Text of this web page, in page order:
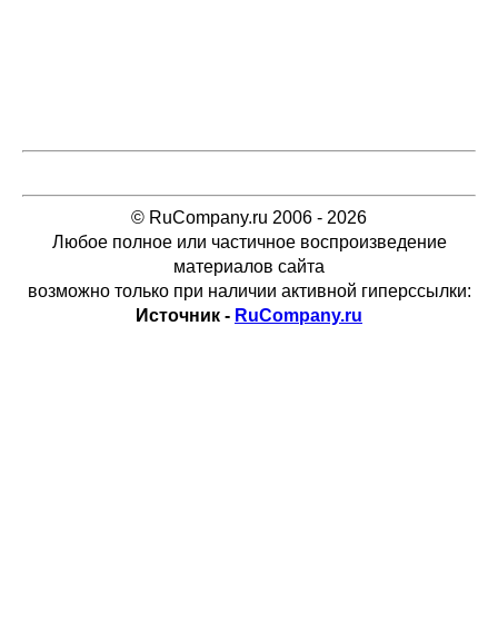
© RuCompany.ru 2006 - 2026
Любое полное или частичное воспроизведение
материалов сайта
возможно только при наличии активной гиперссылки:
Источник - RuCompany.ru